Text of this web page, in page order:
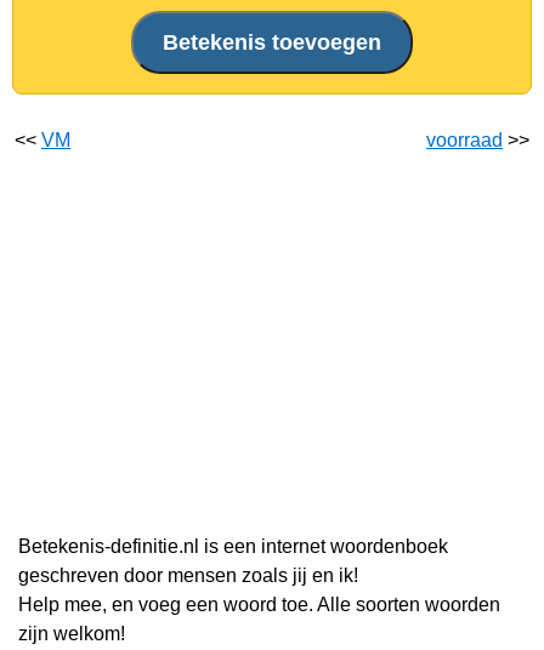
<< VM voorraad >>
Betekenis-definitie.nl is een internet woordenboek
geschreven door mensen zoals jij en ik!
Help mee, en voeg een woord toe. Alle soorten woorden
zijn welkom!